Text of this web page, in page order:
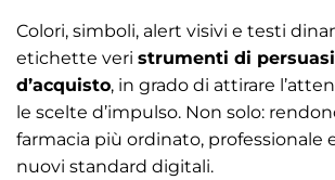
Colori, simboli, alert visivi e testi
etichette veri strumenti di
d’acquisto, in grado di attirare
le scelte d’impulso. Non solo:
farmacia più ordinato, professionale
nuovi standard digitali.